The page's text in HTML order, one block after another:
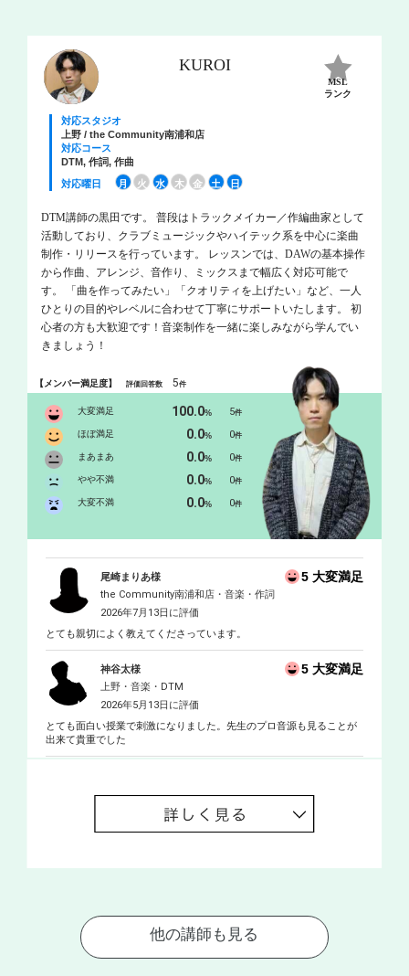
KUROI
MSL
ランク
対応スタジオ
上野 / the Community南浦和店
対応コース
DTM, 作詞, 作曲
対応曜日
月 火 水 木 金 土 日
DTM講師の黒田です。 普段はトラックメイカー／作編曲家として
活動しており、クラブミュージックやハイテック系を中心に楽曲
制作・リリースを行っています。 レッスンでは、DAWの基本操作
から作曲、アレンジ、音作り、ミックスまで幅広く対応可能で
す。 「曲を作ってみたい」「クオリティを上げたい」など、一人
ひとりの目的やレベルに合わせて丁寧にサポートいたします。 初
心者の方も大歓迎です！音楽制作を一緒に楽しみながら学んでい
きましょう！
【メンバー満足度】評価回答数 5件
大変満足 100.0% 5件
ほぼ満足 0.0% 0件
まあまあ 0.0% 0件
やや不満 0.0% 0件
大変不満 0.0% 0件
尾崎まりあ様 5 大変満足
the Community南浦和店・音楽・作詞
2026年7月13日に評価
とても親切によく教えてくださっています。
神谷太様 5 大変満足
上野・音楽・DTM
2026年5月13日に評価
とても面白い授業で刺激になりました。先生のプロ音源も見ることが
出来て貴重でした